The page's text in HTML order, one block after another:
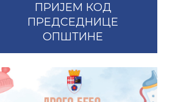
ПРИЈЕМ КОД
ПРЕДСЕДНИЦЕ
ОПШТИНЕ